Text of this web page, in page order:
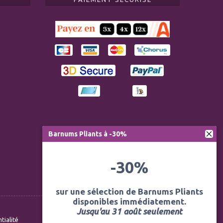
Barnums Pliants à -30%
-30%
sur une sélection de Barnums Pliants
disponibles immédiatement.
Jusqu'au 31 août seulement